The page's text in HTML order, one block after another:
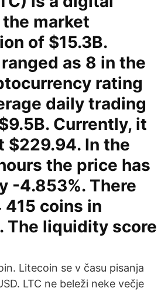
market
of $15.3B.
as 8 in the
rating
daily trading
Currently, it
$229.94. In the
the price has
-4.853%. There
415 coins in
The liquidity score
Litecoin se v času pisanja
LTC ne beleži neke večje